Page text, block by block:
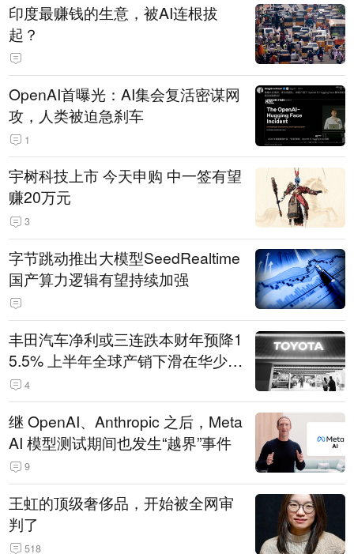
印度最赚钱的生意，被AI连根拔
起？
OpenAI首曝光：AI集会复活密谋网
攻，人类被迫急刹车
1
宇树科技上市 今天申购 中一签有望
赚20万元
3
字节跳动推出大模型SeedRealtime
国产算力逻辑有望持续加强
丰田汽车净利或三连跌本财年预降1
5.5% 上半年全球产销下滑在华少卖
14.3万辆
4
继 OpenAI、Anthropic 之后，Meta
AI 模型测试期间也发生“越界”事件
9
王虹的顶级奢侈品，开始被全网审
判了
518